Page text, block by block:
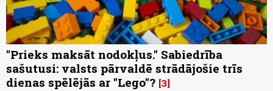
"Prieks maksāt nodokļus." Sabiedrība
sašutusi: valsts pārvaldē strādājošie trīs
dienas spēlējās ar "Lego"? 3